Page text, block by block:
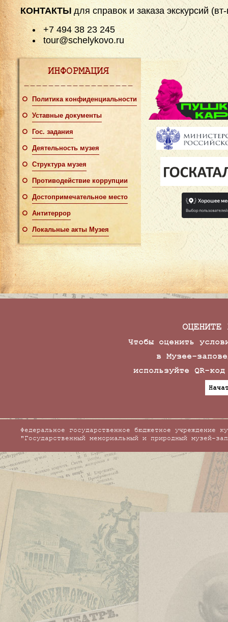
КОНТАКТЫ для справок и заказа экскурсий
+7 494 38 23 245
tour@schelykovo.ru
ИНФОРМАЦИЯ
Политика конфиденциальности
Уставные документы
Гос. задания
Деятельность музея
Структура музея
Противодействие коррупции
Достопримечательное место
Антитеррор
Локальные акты Музея
ОЦЕНИТЕ
Чтобы оценить
в Музее-
используйте QR-
Федеральное государственное бюджетное учреждение
"Государственный мемориальный и природный музей-